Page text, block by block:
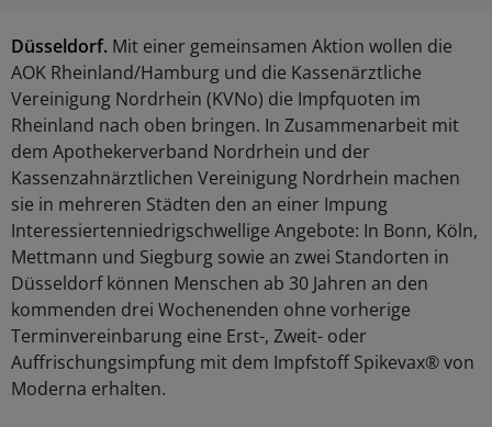
Düsseldorf. Mit einer gemeinsamen Aktion wollen die
AOK Rheinland/Hamburg und die Kassenärztliche
Vereinigung Nordrhein (KVNo) die Impfquoten im
Rheinland nach oben bringen. In Zusammenarbeit mit
dem Apothekerverband Nordrhein und der
Kassenzahnärztlichen Vereinigung Nordrhein machen
sie in mehreren Städten den an einer Impung
Interessiertenniedrigschwellige Angebote: In Bonn, Köln,
Mettmann und Siegburg sowie an zwei Standorten in
Düsseldorf können Menschen ab 30 Jahren an den
kommenden drei Wochenenden ohne vorherige
Terminvereinbarung eine Erst-, Zweit- oder
Auffrischungsimpfung mit dem Impfstoff Spikevax® von
Moderna erhalten.